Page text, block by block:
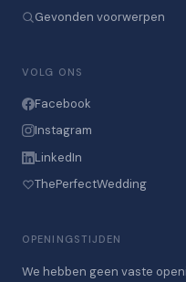
Gevonden voorwerpen
VOLG ONS
Facebook
Instagram
LinkedIn
ThePerfectWedding
OPENINGSTIJDEN
We hebben geen vaste